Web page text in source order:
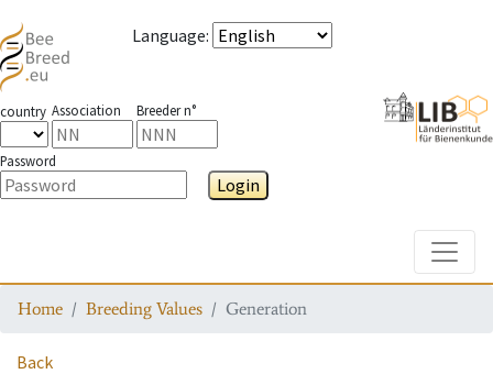
Language:
country Association Breeder n°
Password
Login
Home Breeding Values Generation
Back